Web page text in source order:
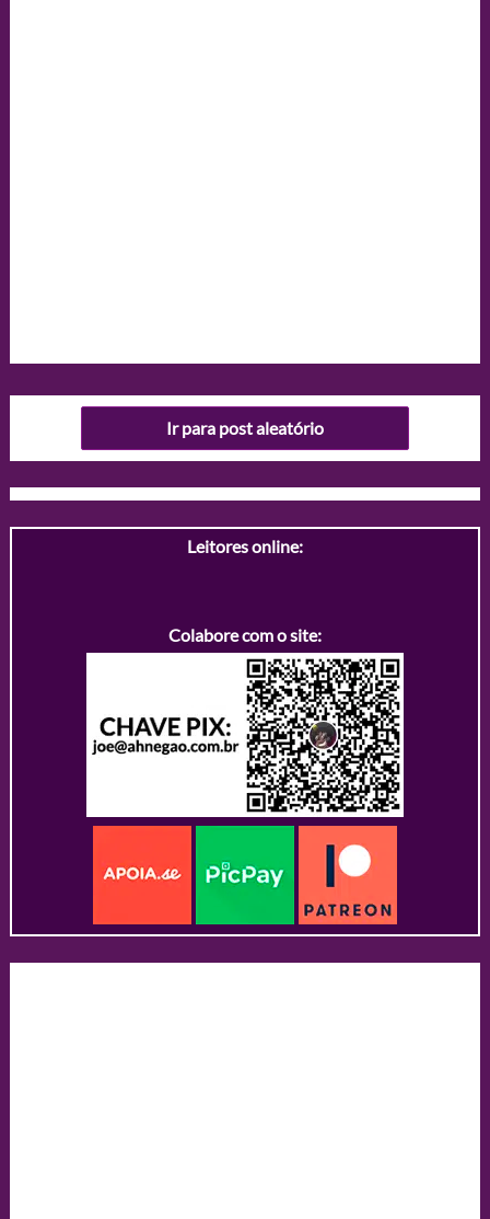
Ir para post aleatório
Leitores online:
Colabore com o site: